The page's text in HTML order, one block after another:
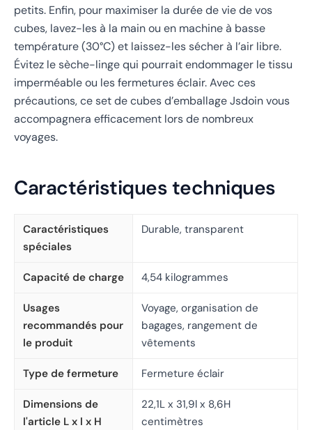
petits. Enfin, pour maximiser la durée de vie de vos
cubes, lavez-les à la main ou en machine à basse
température (30°C) et laissez-les sécher à l’air libre.
Évitez le sèche-linge qui pourrait endommager le tissu
imperméable ou les fermetures éclair. Avec ces
précautions, ce set de cubes d’emballage Jsdoin vous
accompagnera efficacement lors de nombreux
voyages.
Caractéristiques techniques
Caractéristiques
spéciales
Durable, transparent
Capacité de charge 4,54 kilogrammes
Usages
recommandés pour
le produit
Voyage, organisation de
bagages, rangement de
vêtements
Type de fermeture Fermeture éclair
Dimensions de
l'article L x l x H
22,1L x 31,9l x 8,6H
centimètres